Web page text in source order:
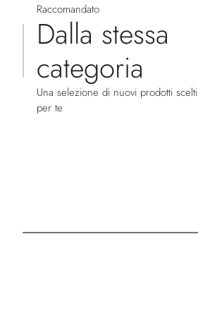
Raccomandato
Dalla stessa
categoria
Una selezione di nuovi prodotti scelti
per te